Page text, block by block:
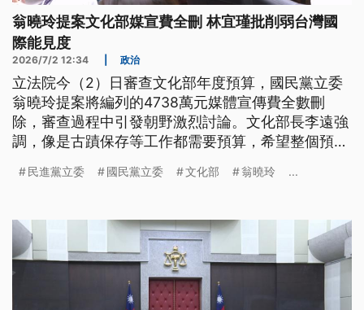
翁曉玲提案文化部媒宣費全刪 林宜瑾批削弱台灣國
際能見度
2026/7/2 12:34 政治
立法院今（2）日審查文化部年度預算，國民黨立委
翁曉玲提案將編列的4738萬元媒體宣傳費全數刪
除，審查過程中引發朝野激烈討論。文化部長李遠強
調，像是古蹟保存等工作都需要預算，希望整個預算
民進黨立委 國民黨立委 文化部 翁曉玲 ...